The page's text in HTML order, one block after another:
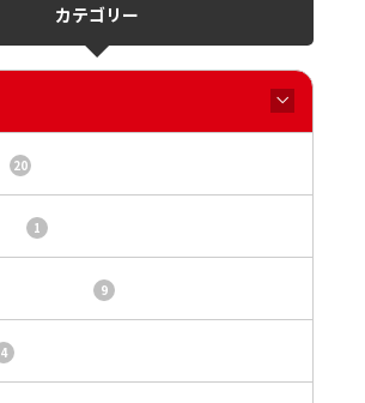
カテゴリー
20
1
9
4